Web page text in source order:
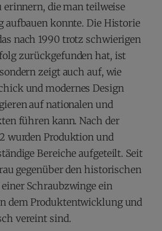
die man teilweise
aufbauen konnte. Die Historie
nach 1990 trotz schwierigen
zurückgefunden hat, ist
zeigt auch auf, wie
und modernes Design
auf nationalen und
führen kann. Nach der
wurden Produktion und
Bereiche aufgeteilt. Seit
gegenüber den historischen
Schraubzwinge ein
dem Produktentwicklung und
vereint sind.